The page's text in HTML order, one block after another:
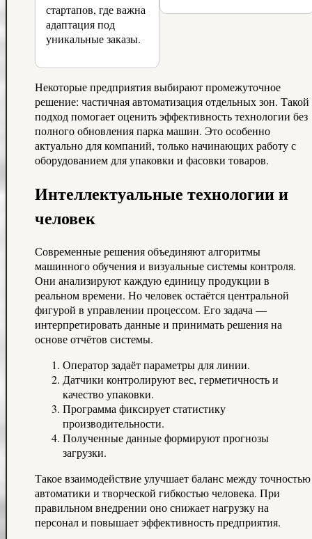
стартапов, где важна
адаптация под
уникальные заказы.
Некоторые предприятия выбирают промежуточное
решение: частичная автоматизация отдельных зон. Такой
подход помогает оценить эффективность технологии без
полного обновления парка машин. Это особенно
актуально для компаний, только начинающих работу с
оборудованием для упаковки и фасовки товаров.
Интеллектуальные технологии и
человек
Современные решения объединяют алгоритмы
машинного обучения и визуальные системы контроля.
Они анализируют каждую единицу продукции в
реальном времени. Но человек остаётся центральной
фигурой в управлении процессом. Его задача —
интерпретировать данные и принимать решения на
основе отчётов системы.
Оператор задаёт параметры для линии.
Датчики контролируют вес, герметичность и
качество упаковки.
Программа фиксирует статистику
производительности.
Полученные данные формируют прогнозы
загрузки.
Такое взаимодействие улучшает баланс между точностью
автоматики и творческой гибкостью человека. При
правильном внедрении оно снижает нагрузку на
персонал и повышает эффективность предприятия.